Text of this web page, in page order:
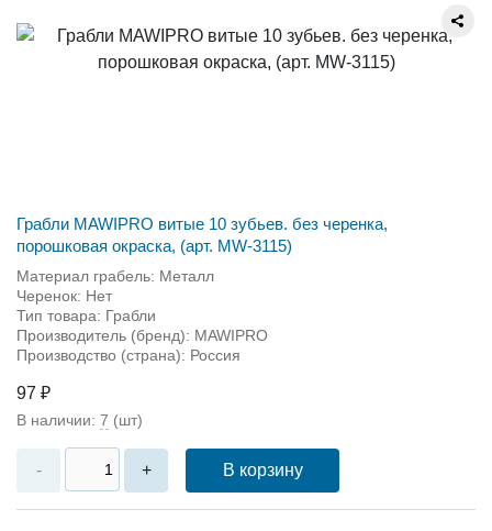
Грабли MAWIPRO витые 10 зубьев. без черенка,
порошковая окраска, (арт. MW-3115)
Материал грабель: Металл
Черенок: Нет
Тип товара: Грабли
Производитель (бренд): MAWIPRO
Производство (страна): Россия
97 ₽
В наличии: 7 (шт)
- + В корзину